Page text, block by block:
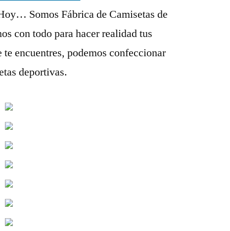
Somos Fábrica de Camisetas de
con todo para hacer realidad tus
encuentres, podemos confeccionar
deportivas.